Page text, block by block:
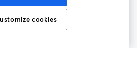
wird in einem neuen Tab geöffnet
Hilfe-Center
cookies